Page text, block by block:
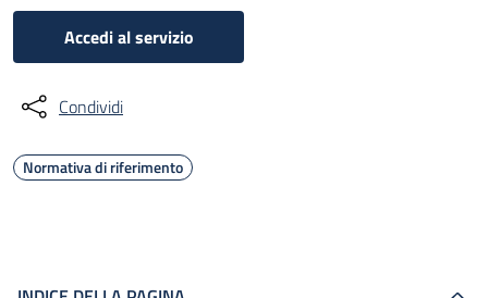
Accedi al servizio
Condividi
Normativa di riferimento